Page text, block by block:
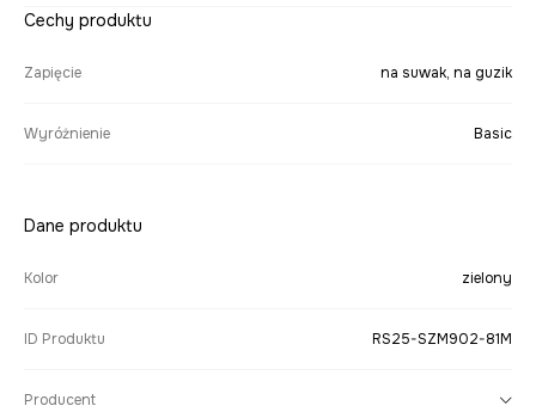
Cechy produktu
Zapięcie na suwak, na guzik
Wyróżnienie Basic
Dane produktu
Kolor zielony
ID Produktu RS25-SZM902-81M
Producent